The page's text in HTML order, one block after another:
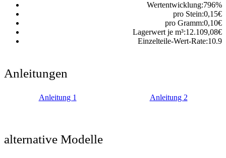
Wertentwicklung:796%
pro Stein:0,15€
pro Gramm:0,10€
Lagerwert je m³:12.109,08€
Einzelteile-Wert-Rate:10.9
Anleitungen
Anleitung 1 Anleitung 2
alternative Modelle